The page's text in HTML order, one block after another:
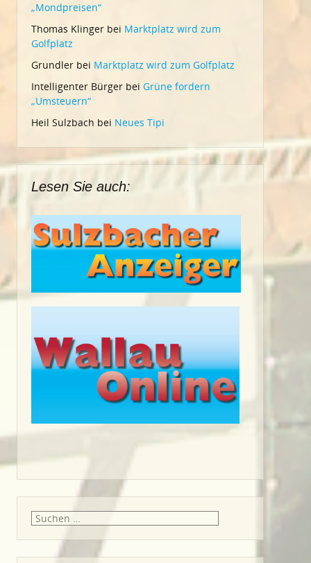
„Mondpreisen“
Thomas Klinger bei Marktplatz wird zum
Golfplatz
Grundler bei Marktplatz wird zum Golfplatz
Intelligenter Bürger bei Grüne fordern
„Umsteuern“
Heil Sulzbach bei Neues Tipi
Lesen Sie auch:
Suche